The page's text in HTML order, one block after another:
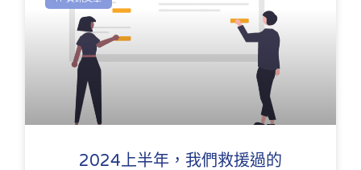
2024上半年，我們救援過的